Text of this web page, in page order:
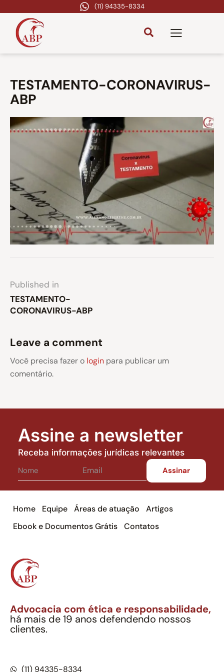
(11) 94335-8334
TESTAMENTO-CORONAVIRUS-
ABP
Published in
TESTAMENTO-
CORONAVIRUS-ABP
Leave a comment
Você precisa fazer o login para publicar um
comentário.
Assine a newsletter
Receba informações jurídicas relevantes
Home Equipe Áreas de atuação
Artigos
Ebook e Documentos Grátis
Contatos
Advocacia com ética e responsabilidade,
há mais de 19 anos defendendo nossos
clientes.
(11) 94335-8334